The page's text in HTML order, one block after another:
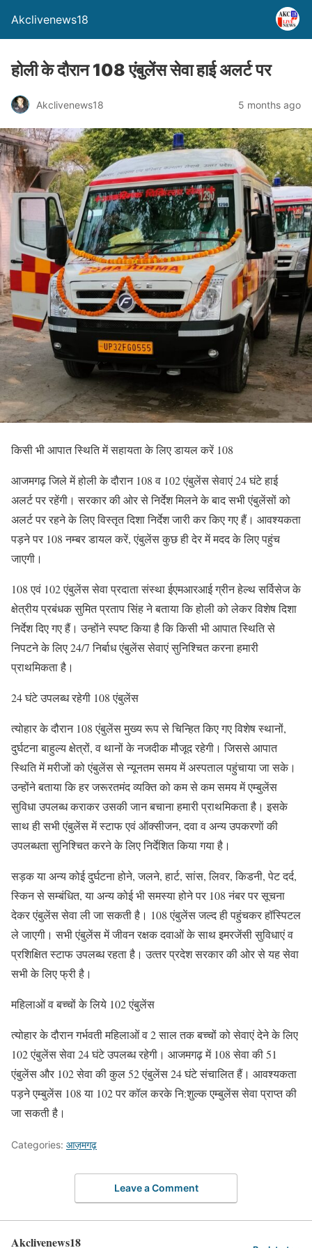
Akclivenews18
होली के दौरान 108 एंबुलेंस सेवा हाई अलर्ट पर
Akclivenews18 5 months ago
किसी भी आपात स्थिति में सहायता के लिए डायल करें 108
आजमगढ़ जिले में होली के दौरान 108 व 102 एंबुलेंस सेवाएं 24 घंटे हाई
अलर्ट पर रहेंगी। सरकार की ओर से निर्देश मिलने के बाद सभी एंबुलेंसों को
अलर्ट पर रहने के लिए विस्‍तृत दिशा निर्देश जारी कर किए गए हैं। आवश्यकता
पड़ने पर 108 नम्‍बर डायल करें, एंबुलेंस कुछ ही देर में मदद के लिए पहुंच
जाएगी।
108 एवं 102 एंबुलेंस सेवा प्रदाता संस्‍था ईएमआरआई ग्रीन हेल्‍थ सर्विसेज के
क्षेत्रीय प्रबंधक सुमित प्रताप सिंह ने बताया कि होली को लेकर विशेष दिशा
निर्देश दिए गए हैं। उन्‍होंने स्पष्ट किया है कि किसी भी आपात स्थिति से
निपटने के लिए 24/7 निर्बाध एंबुलेंस सेवाएं सुनिश्चित करना हमारी
प्राथमिकता है।
24 घंटे उपलब्‍ध रहेगी 108 एंबुलेंस
त्‍योहार के दौरान 108 एंबुलेंस मुख्य रूप से चिन्हित किए गए विशेष स्‍थानों,
दुर्घटना बाहुल्‍य क्षेत्रों, व थानों के नजदीक मौजूद रहेगी। जिससे आपात
स्थिति में मरीजों को एंबुलेंस से न्‍यूनतम समय में अस्पताल पहुंचाया जा सके।
उन्‍होंने बताया कि हर जरूरतमंद व्‍यक्ति को कम से कम समय में एम्‍बुलेंस
सुविधा उपलब्‍ध कराकर उसकी जान बचाना हमारी प्राथमिकता है। इसके
साथ ही सभी एंबुलेंस में स्‍टाफ एवं ऑक्‍सीजन, दवा व अन्‍य उपकरणाें की
उपलब्‍धता सुनिश्चित करने के लिए निर्देशित किया गया है।
सड़क या अन्‍य कोई दुर्घटना होने, जलने, हार्ट, सांस, लिवर, किडनी, पेट दर्द,
स्किन से सम्‍बंधित, या अन्‍य कोई भी समस्‍या होने पर 108 नंबर पर सूचना
देकर एंबुलेंस सेवा ली जा सकती है। 108 एंबुलेंस जल्‍द ही पहुंचकर हॉस्पिटल
ले जाएगी। सभी एंबुलेंस में जीवन रक्षक दवाओं के साथ इमरजेंसी सुविधाएं व
प्रशिक्षित स्‍टाफ उपलब्‍ध रहता है। उत्‍तर प्रदेश सरकार की ओर से यह सेवा
सभी के लिए फ्री है।
महिलाओं व बच्चों के लिये 102 एंबुलेंस
त्‍योहार के दौरान गर्भवती महिलाओं व 2 साल तक बच्‍चों को सेवाएं देने के लिए
102 एंबुलेंस सेवा 24 घंटे उपलब्‍ध रहेगी। आजमगढ़ में 108 सेवा की 51
एंबुलेंस और 102 सेवा की कुल 52 एंबुलेंस 24 घंटे संचालित हैं। आवश्‍यकता
पड़ने एम्‍बुलेंस 108 या 102 पर कॉल करके नि:शुल्‍क एम्‍बुलेंस सेवा प्राप्‍त की
जा सकती है।
Categories: आज़मगढ़
Leave a Comment
Akclivenews18